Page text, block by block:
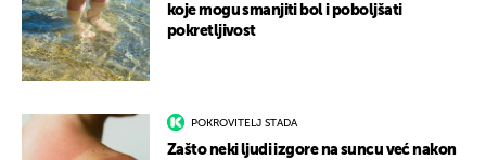
koje mogu smanjiti bol i poboljšati
pokretljivost
POKROVITELJ STADA
Zašto neki ljudi izgore na suncu već nakon